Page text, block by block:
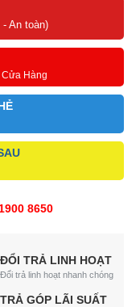
bảo vệ chống điện
An toàn)
Hàng
1900 8650
ĐỔI TRẢ LINH HOẠT
Đổi trả linh hoạt nhanh chóng
TRẢ GÓP LÃI SUẤT